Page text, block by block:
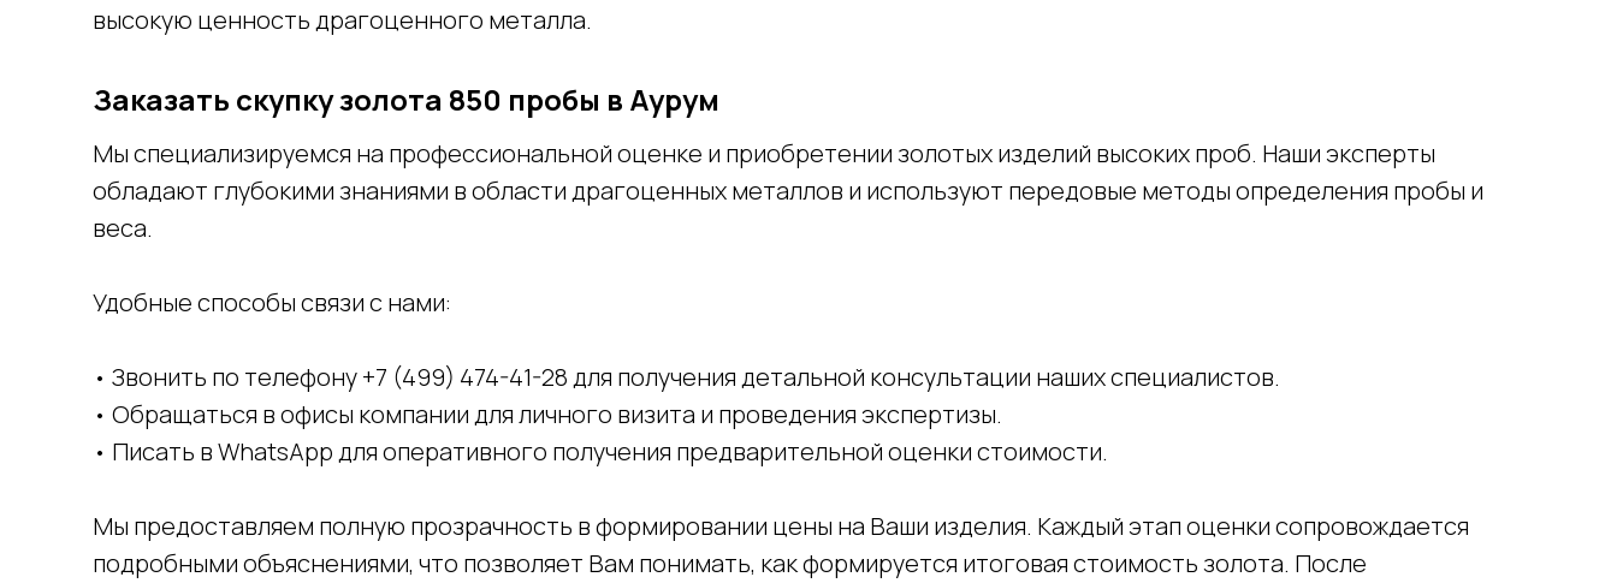
высокую ценность драгоценного металла.
Заказать скупку золота 850 пробы в Аурум
Мы специализируемся на профессиональной оценке и приобретении золотых изделий высоких проб. Наши эксперты
обладают глубокими знаниями в области драгоценных металлов и используют передовые методы определения пробы и
веса.
Удобные способы связи с нами:
• Звонить по телефону +7 (499) 474-41-28 для получения детальной консультации наших специалистов.
• Обращаться в офисы компании для личного визита и проведения экспертизы.
• Писать в WhatsApp для оперативного получения предварительной оценки стоимости.
Мы предоставляем полную прозрачность в формировании цены на Ваши изделия. Каждый этап оценки сопровождается
подробными объяснениями, что позволяет Вам понимать, как формируется итоговая стоимость золота. После